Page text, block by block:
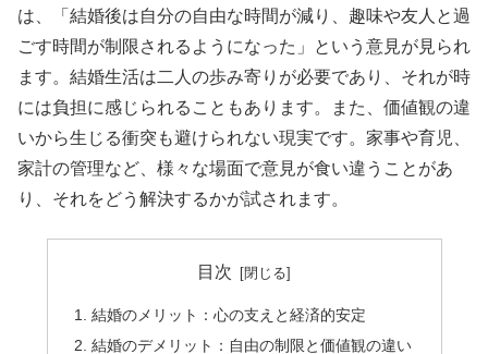
は、「結婚後は自分の自由な時間が減り、趣味や友人と過
ごす時間が制限されるようになった」という意見が見られ
ます。結婚生活は二人の歩み寄りが必要であり、それが時
には負担に感じられることもあります。また、価値観の違
いから生じる衝突も避けられない現実です。家事や育児、
家計の管理など、様々な場面で意見が食い違うことがあ
り、それをどう解決するかが試されます。
目次
結婚のメリット：心の支えと経済的安定
結婚のデメリット：自由の制限と価値観の違い